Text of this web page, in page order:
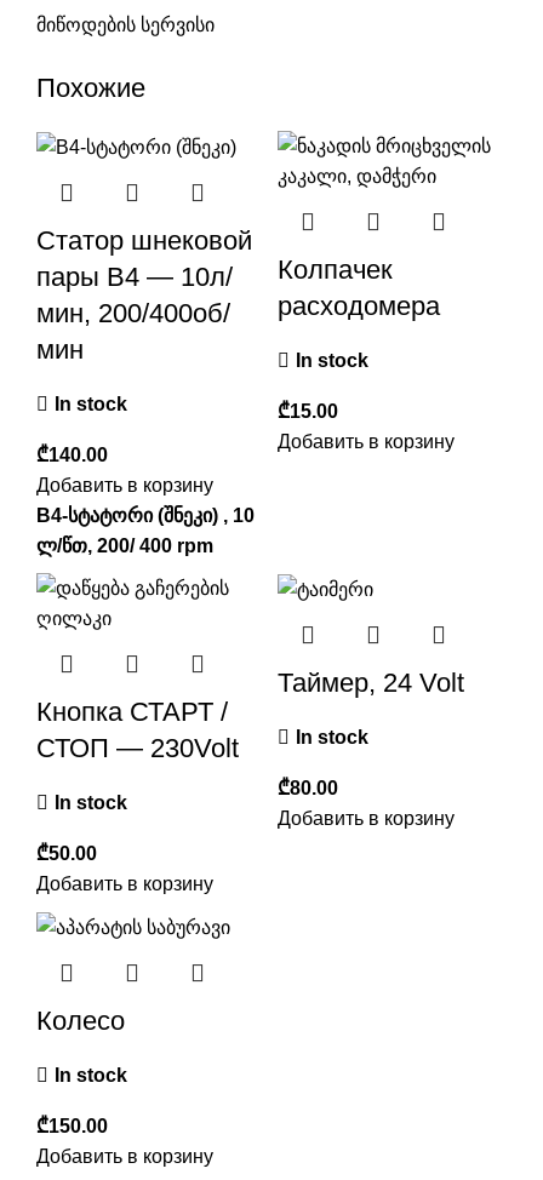
მიწოდების სერვისი
Похожие
Статор шнековой
пары B4 — 10л/
мин, 200/400об/
мин
In stock
₾
Добавить в корзину
B4-სტატორი (შნეკი) , 10
ლ/წთ, 200/ 400 rpm
Колпачек
расходомера
In stock
₾
Добавить в корзину
Кнопка СТАРТ /
СТОП — 230Volt
In stock
₾
Добавить в корзину
Таймер, 24 Volt
In stock
₾
Добавить в корзину
Колесо
In stock
₾
Добавить в корзину